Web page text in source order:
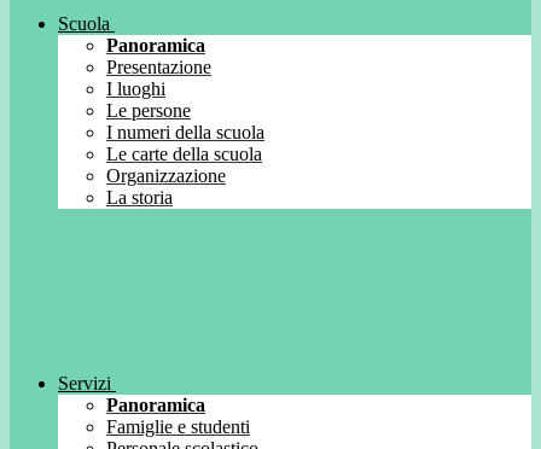
Scuola
Panoramica
Presentazione
I luoghi
Le persone
I numeri della scuola
Le carte della scuola
Organizzazione
La storia
Servizi
Panoramica
Famiglie e studenti